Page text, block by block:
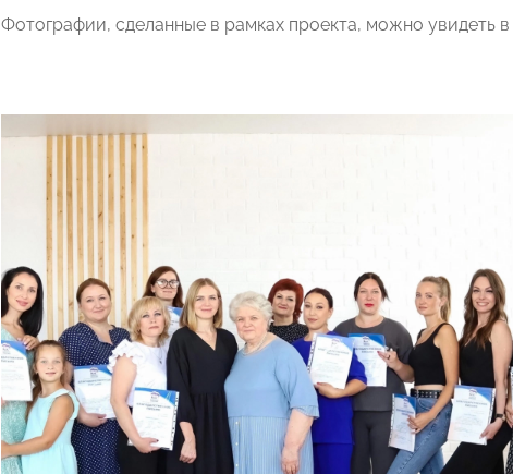
Фотографии, сделанные в рамках проекта, можно увидеть в